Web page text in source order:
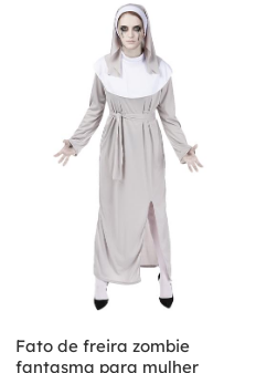
Fato de freira zombie
fantasma para mulher